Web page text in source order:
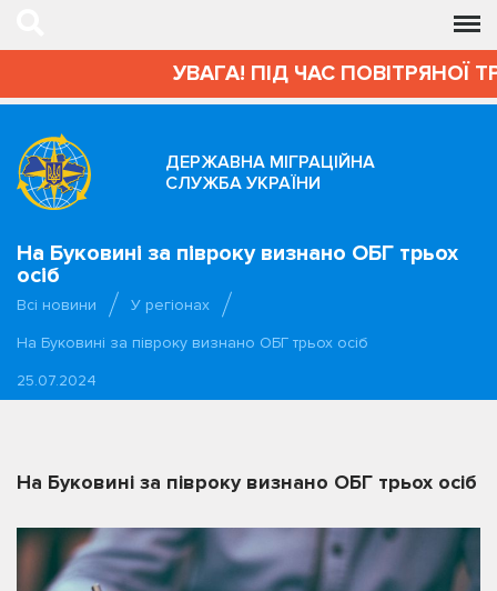
УВАГА! ПІД ЧАС ПОВІТРЯНОЇ
ДЕРЖАВНА МІГРАЦІЙНА
СЛУЖБА УКРАЇНИ
На Буковині за півроку визнано ОБГ трьох
осіб
Всі новини
У регіонах
На Буковині за півроку визнано ОБГ трьох осіб
25.07.2024
На Буковині за півроку визнано ОБГ трьох осіб